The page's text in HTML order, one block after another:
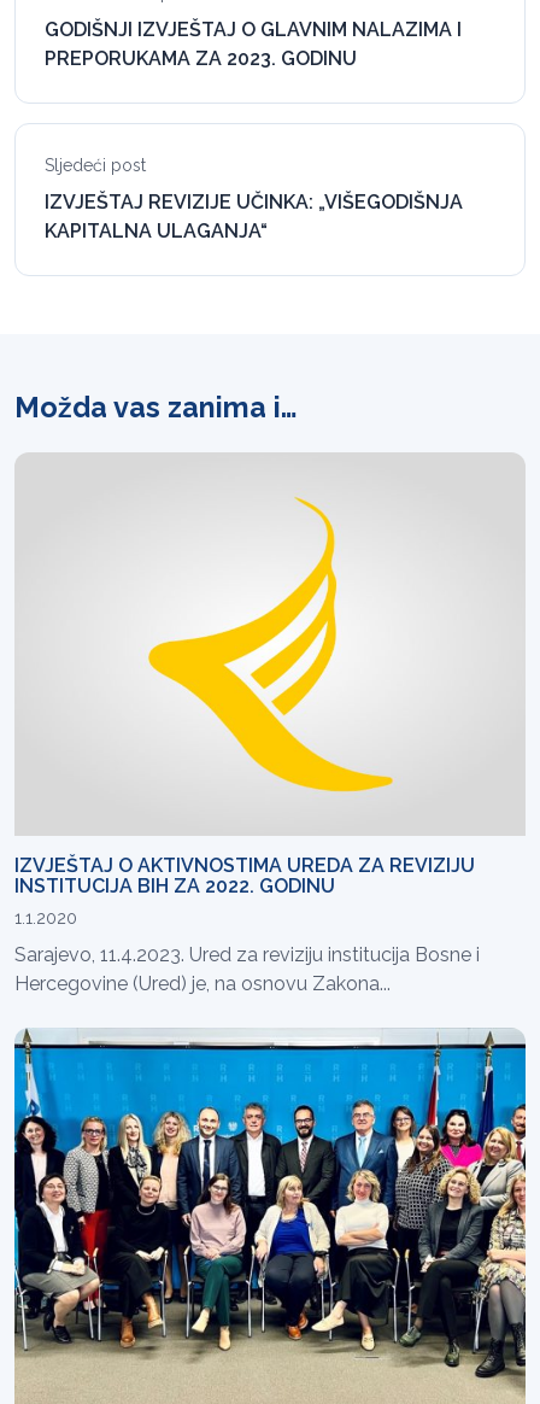
GODIŠNJI IZVJEŠTAJ O GLAVNIM NALAZIMA I
PREPORUKAMA ZA 2023. GODINU
Sljedeći post
IZVJEŠTAJ REVIZIJE UČINKA: „VIŠEGODIŠNJA
KAPITALNA ULAGANJA“
Možda vas zanima i…
IZVJEŠTAJ O AKTIVNOSTIMA UREDA ZA REVIZIJU
INSTITUCIJA BIH ZA 2022. GODINU
1.1.2020
Sarajevo, 11.4.2023. Ured za reviziju institucija Bosne i
Hercegovine (Ured) je, na osnovu Zakona...